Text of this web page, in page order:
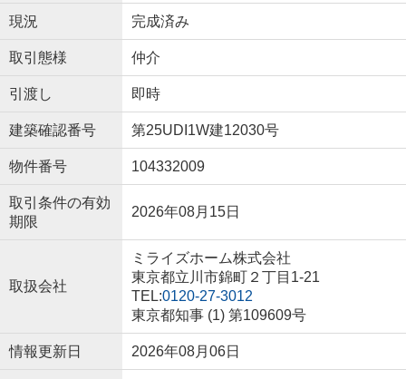
現況 完成済み
取引態様 仲介
引渡し 即時
建築確認番号 第25UDI1W建12030号
物件番号 104332009
取引条件の有効
期限
2026年08月15日
取扱会社
ミライズホーム株式会社
東京都立川市錦町２丁目1-21
TEL:0120-27-3012
東京都知事 (1) 第109609号
情報更新日 2026年08月06日